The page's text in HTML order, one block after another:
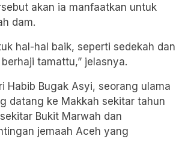
akan ia manfaatkan untuk
dam.
hal-hal baik, seperti sedekah dan
tamattu,” jelasnya.
Habib Bugak Asyi, seorang ulama
datang ke Makkah sekitar tahun
Bukit Marwah dan
jemaah Aceh yang